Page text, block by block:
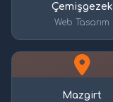
Çemişgezek
Web Tasarım
Mazgirt